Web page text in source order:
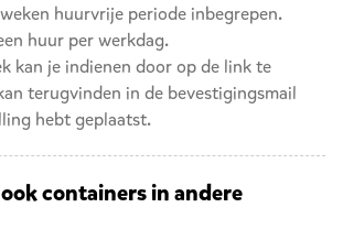
huurvrije periode inbegrepen.
huur per werkdag.
kan je indienen door op de link te
terugvinden in de bevestigingsmail
hebt geplaatst.
containers in andere